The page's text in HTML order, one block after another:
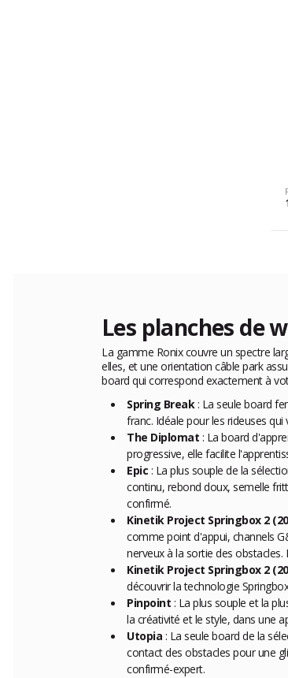
Les planches de
La gamme Ronix couvre un spectre
elles, et une orientation câble park
board qui correspond exactement à
Spring Break: La seule board
franc. Idéale pour les rideuses
The Diplomat : La board
progressive, elle facilite
Epic : La plus souple de la
continu, rebond doux, semelle
confirmé.
Kinetik Project Springbox 2
comme point d'appui, channels
nerveux à la sortie des
Kinetik Project Springbox 2
découvrir la technologie
Pinpoint : La plus souple et la
la créativité et le style, dans une
Utopia : La seule board de la
contact des obstacles pour une
confirmé-expert.